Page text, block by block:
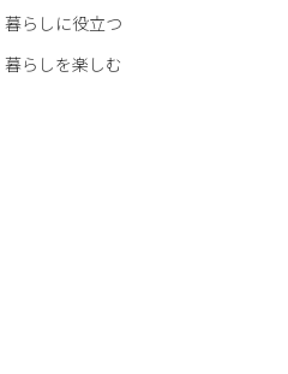
暮らしに役立つ
暮らしを楽しむ